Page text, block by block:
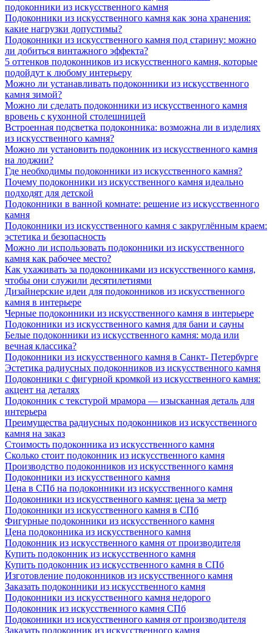
подоконники из искусственного камня
Подоконники из искусственного камня как зона хранения:
какие нагрузки допустимы?
Подоконники из искусственного камня под старину: можно
ли добиться винтажного эффекта?
5 оттенков подоконников из искусственного камня, которые
подойдут к любому интерьеру
Можно ли устанавливать подоконники из искусственного
камня зимой?
Можно ли сделать подоконники из искусственного камня
вровень с кухонной столешницей
Встроенная подсветка подоконника: возможна ли в изделиях
из искусственного камня?
Можно ли установить подоконник из искусственного камня
на лоджии?
Где необходимы подоконники из искусственного камня?
Почему подоконники из искусственного камня идеально
подходят для детской
Подоконники в ванной комнате: решение из искусственного
камня
Подоконники из искусственного камня с закруглённым краем:
эстетика и безопасность
Можно ли использовать подоконники из искусственного
камня как рабочее место?
Как ухаживать за подоконниками из искусственного камня,
чтобы они служили десятилетиями
Дизайнерские идеи для подоконников из искусственного
камня в интерьере
Черные подоконники из искусственного камня в интерьере
Подоконники из искусственного камня для бани и сауны
Белые подоконники из искусственного камня: мода или
вечная классика?
Подоконники из искусственного камня в Санкт- Петербурге
Эстетика радиусных подоконников из искусственного камня
Подоконники с фигурной кромкой из искусственного камня:
акцент на деталях
Подоконник с текстурой мрамора — изысканная деталь для
интерьера
Преимущества радиусных подоконников из искусственного
камня на заказ
Стоимость подоконника из искусственного камня
Сколько стоит подоконник из искусственного камня
Производство подоконников из искусственного камня
Подоконники из искусственного камня
Цена в СПб на подоконники из искусственного камня
Подоконники из искусственного камня: цена за метр
Подоконники из искусственного камня в СПб
Фигурные подоконники из искусственного камня
Цена подоконника из искусственного камня
Подоконник из искусственного камня от производителя
Купить подоконник из искусственного камня
Купить подоконник из искусственного камня в СПб
Изготовление подоконников из искусственного камня
Заказать подоконники из искусственного камня
Подоконники из искусственного камня недорого
Подоконник из искусственного камня СПб
Подоконники из искусственного камня от производителя
Заказать подоконник из искусственного камня